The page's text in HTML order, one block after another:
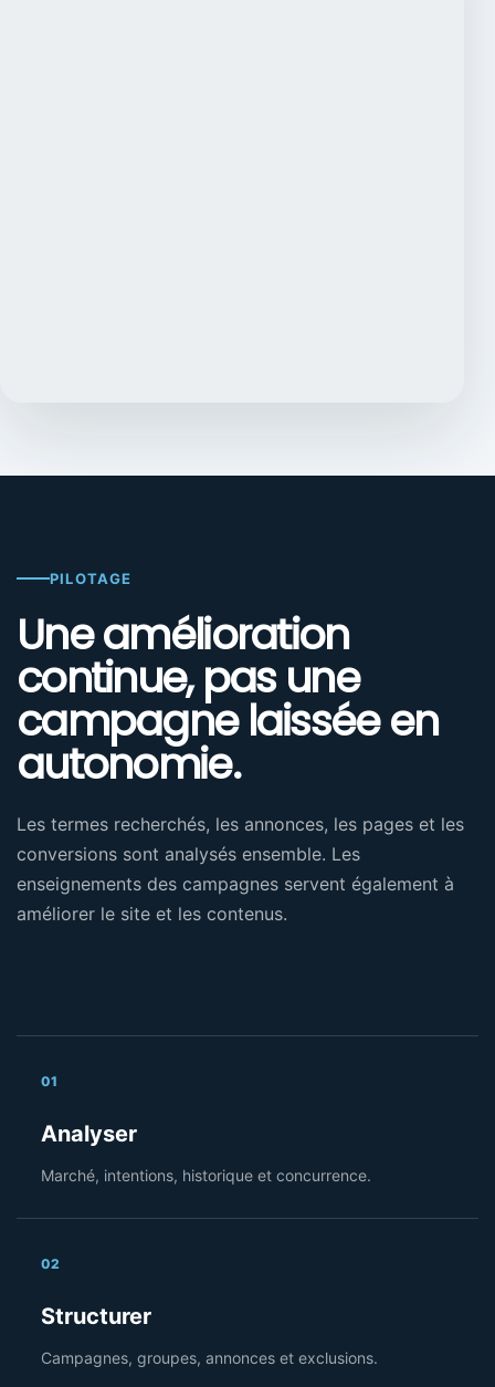
PILOTAGE
Une amélioration
continue, pas une
campagne laissée en
autonomie.
Les termes recherchés, les annonces, les pages et les
conversions sont analysés ensemble. Les
enseignements des campagnes servent également à
améliorer le site et les contenus.
01
Analyser
Marché, intentions, historique et concurrence.
02
Structurer
Campagnes, groupes, annonces et exclusions.